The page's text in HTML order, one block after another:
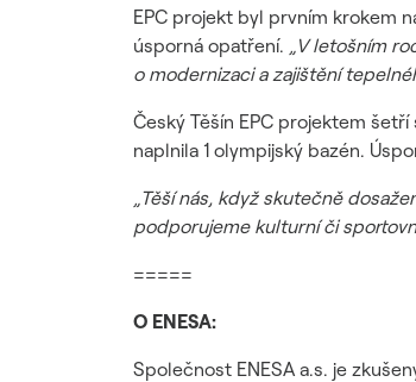
EPC projekt byl prvním krokem
úsporná opatření. „V letošním
o modernizaci a zajištění
Český Těšín EPC projektem
naplnila 1 olympijský bazén.
„Těší nás, když skutečně
podporujeme kulturní či
=====
O ENESA:
Společnost ENESA a.s. je